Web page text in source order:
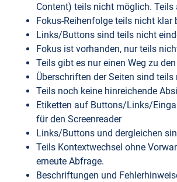
Content) teils nicht möglich.
Fokus-Reihenfolge teils nicht
Links/Buttons sind teils nicht
Fokus ist vorhanden, nur teils
Teils gibt es nur einen Weg zu
Überschriften der Seiten sind
Teils noch keine hinreichende
Etiketten auf Buttons/Links/
für den Screenreader
Links/Buttons und dergleichen
Teils Kontextwechsel ohne
erneute Abfrage.
Beschriftungen und